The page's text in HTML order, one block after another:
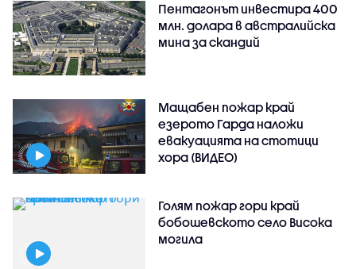
Пентагонът инвестира 400
млн. долара в австралийска
мина за скандий
Мащабен пожар край
езерото Гарда наложи
евакуацията на стотици
хора (ВИДЕО)
Голям пожар гори край
бобошевското село Висока
могила